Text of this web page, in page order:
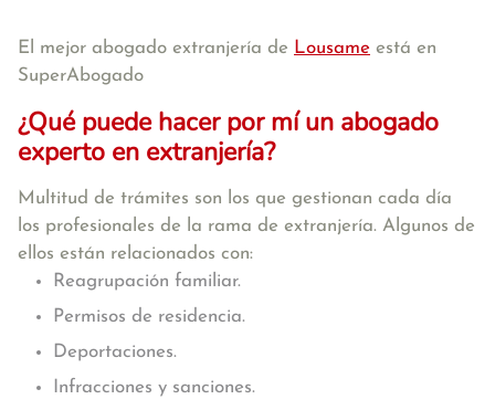
El mejor abogado extranjería de Lousame está en
SuperAbogado
¿Qué puede hacer por mí un abogado
experto en extranjería?
Multitud de trámites son los que gestionan cada día
los profesionales de la rama de extranjería. Algunos de
ellos están relacionados con:
Reagrupación familiar.
Permisos de residencia.
Deportaciones.
Infracciones y sanciones.